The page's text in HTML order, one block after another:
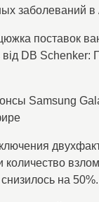
заболеваний
поставок
DB Schenker:
Samsung
количество
на 50%.